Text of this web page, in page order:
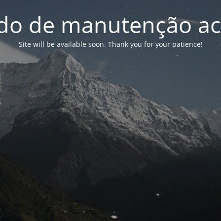
de manutenção
Site will be available soon. Thank you for your patience!